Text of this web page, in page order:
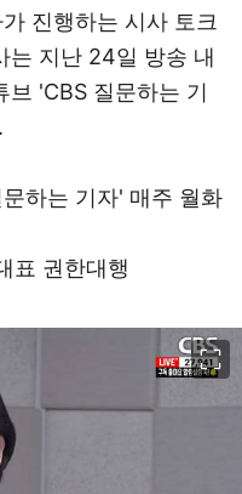
진행하는 시사 토크
는 지난 24일 방송 내
브 'CBS 질문하는 기
하는 기자' 매주 월화
표 권한대행